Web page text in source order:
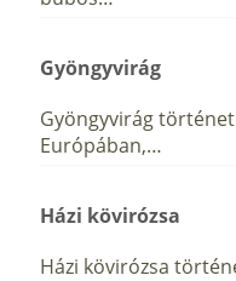
Gyöngyvirág
Gyöngyvirág
Európában,…
Házi kövirózsa
Házi kövirózsa